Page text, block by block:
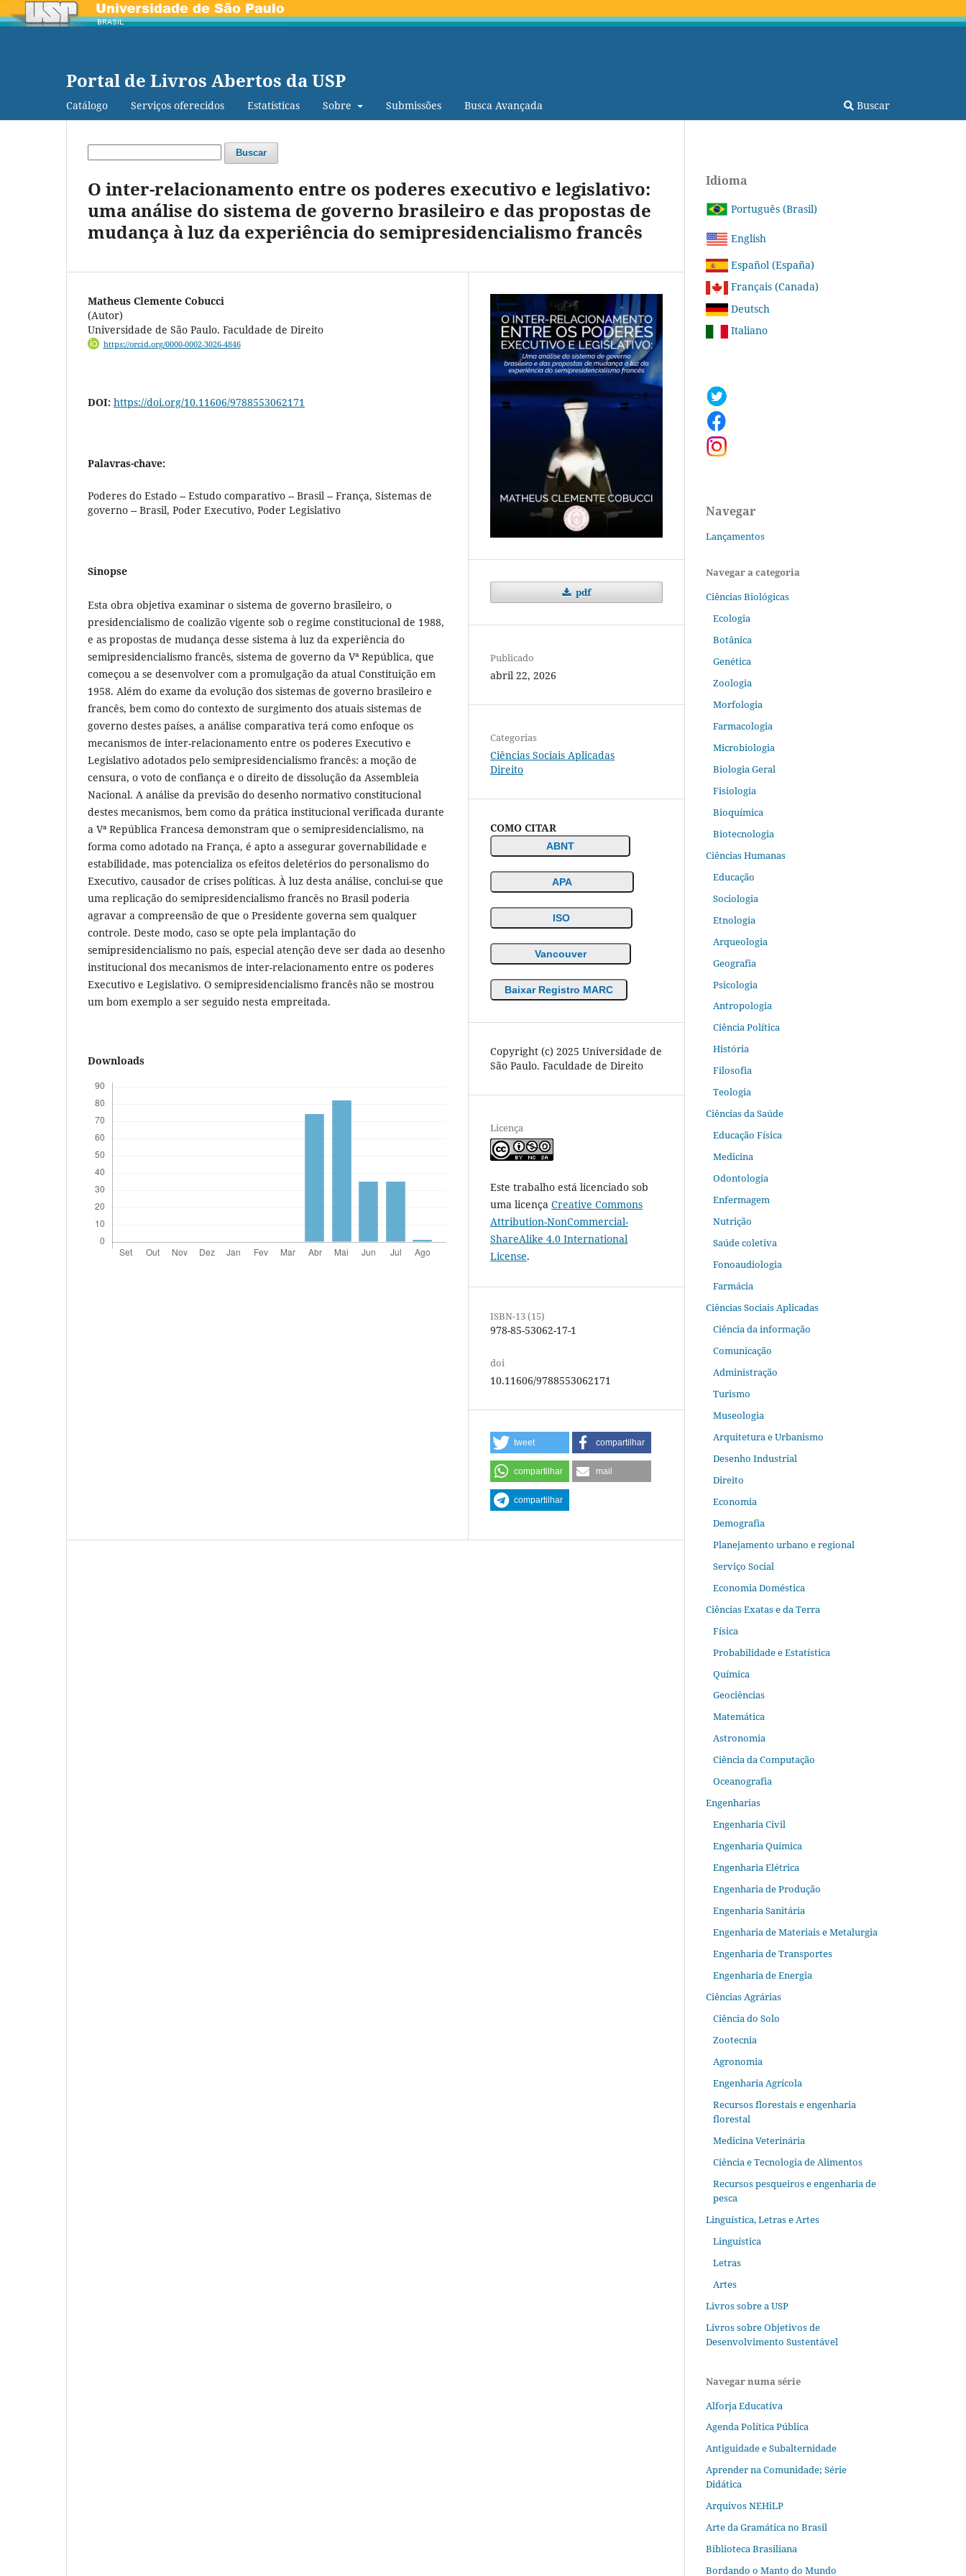
Portal de Livros Abertos da USP
Catálogo Serviços oferecidos Estatísticas Sobre Submissões Busca Avançada Buscar
Buscar
O inter-relacionamento entre os poderes executivo e legislativo:
uma análise do sistema de governo brasileiro e das propostas de
mudança à luz da experiência do semipresidencialismo francês
Matheus Clemente Cobucci
(Autor)
Universidade de São Paulo. Faculdade de Direito
https://orcid.org/0000-0002-3026-4846
DOI: https://doi.org/10.11606/9788553062171
Palavras-chave:
Poderes do Estado -- Estudo comparativo -- Brasil -- França, Sistemas de
governo -- Brasil, Poder Executivo, Poder Legislativo
Sinopse
Esta obra objetiva examinar o sistema de governo brasileiro, o
presidencialismo de coalizão vigente sob o regime constitucional de 1988,
e as propostas de mudança desse sistema à luz da experiência do
semipresidencialismo francês, sistema de governo da Vª República, que
começou a se desenvolver com a promulgação da atual Constituição em
1958. Além do exame da evolução dos sistemas de governo brasileiro e
francês, bem como do contexto de surgimento dos atuais sistemas de
governo destes países, a análise comparativa terá como enfoque os
mecanismos de inter-relacionamento entre os poderes Executivo e
Legislativo adotados pelo semipresidencialismo francês: a moção de
censura, o voto de confiança e o direito de dissolução da Assembleia
Nacional. A análise da previsão do desenho normativo constitucional
destes mecanismos, bem como da prática institucional verificada durante
a Vª República Francesa demonstram que o semipresidencialismo, na
forma como adotado na França, é apto a assegurar governabilidade e
estabilidade, mas potencializa os efeitos deletérios do personalismo do
Executivo, causador de crises políticas. À luz desta análise, conclui-se que
uma replicação do semipresidencialismo francês no Brasil poderia
agravar a compreensão de que o Presidente governa sem qualquer
controle. Deste modo, caso se opte pela implantação do
semipresidencialismo no país, especial atenção deve ser dada ao desenho
institucional dos mecanismos de inter-relacionamento entre os poderes
Executivo e Legislativo. O semipresidencialismo francês não se mostrou
um bom exemplo a ser seguido nesta empreitada.
Downloads
pdf
Publicado
abril 22, 2026
Categorias
Ciências Sociais Aplicadas
Direito
COMO CITAR
ABNT
APA
ISO
Vancouver
Baixar Registro MARC
Copyright (c) 2025 Universidade de
São Paulo. Faculdade de Direito
Licença
Este trabalho está licenciado sob
uma licença Creative Commons
Attribution-NonCommercial-
ShareAlike 4.0 International
License.
ISBN-13 (15)
978-85-53062-17-1
doi
10.11606/9788553062171
tweet compartilhar
compartilhar mail
compartilhar
Idioma
Português (Brasil)
English
Español (España)
Français (Canada)
Deutsch
Italiano
Navegar
Lançamentos
Navegar a categoria
Ciências Biológicas
Ecologia
Botânica
Genética
Zoologia
Morfologia
Farmacologia
Microbiologia
Biologia Geral
Fisiologia
Bioquímica
Biotecnologia
Ciências Humanas
Educação
Sociologia
Etnologia
Arqueologia
Geografia
Psicologia
Antropologia
Ciência Política
História
Filosofia
Teologia
Ciências da Saúde
Educação Física
Medicina
Odontologia
Enfermagem
Nutrição
Saúde coletiva
Fonoaudiologia
Farmácia
Ciências Sociais Aplicadas
Ciência da informação
Comunicação
Administração
Turismo
Museologia
Arquitetura e Urbanismo
Desenho Industrial
Direito
Economia
Demografia
Planejamento urbano e regional
Serviço Social
Economia Doméstica
Ciências Exatas e da Terra
Física
Probabilidade e Estatística
Química
Geociências
Matemática
Astronomia
Ciência da Computação
Oceanografia
Engenharias
Engenharia Civil
Engenharia Química
Engenharia Elétrica
Engenharia de Produção
Engenharia Sanitária
Engenharia de Materiais e Metalurgia
Engenharia de Transportes
Engenharia de Energia
Ciências Agrárias
Ciência do Solo
Zootecnia
Agronomia
Engenharia Agrícola
Recursos florestais e engenharia
florestal
Medicina Veterinária
Ciência e Tecnologia de Alimentos
Recursos pesqueiros e engenharia de
pesca
Linguística, Letras e Artes
Linguística
Letras
Artes
Livros sobre a USP
Livros sobre Objetivos de
Desenvolvimento Sustentável
Navegar numa série
Alforja Educativa
Agenda Política Pública
Antiguidade e Subalternidade
Aprender na Comunidade; Série
Didática
Arquivos NEHiLP
Arte da Gramática no Brasil
Biblioteca Brasiliana
Bordando o Manto do Mundo